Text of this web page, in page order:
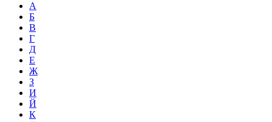
А
Б
В
Г
Д
Е
Ж
З
И
Й
К